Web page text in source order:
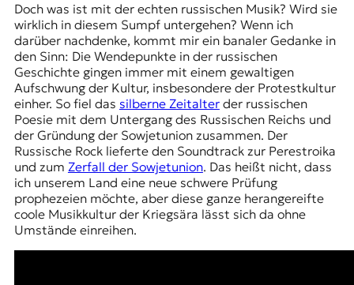
Doch was ist mit der echten russischen Musik? Wird sie
wirklich in diesem Sumpf untergehen? Wenn ich
darüber nachdenke, kommt mir ein banaler Gedanke in
den Sinn: Die Wendepunkte in der russischen
Geschichte gingen immer mit einem gewaltigen
Aufschwung der Kultur, insbesondere der Protestkultur
einher. So fiel das silberne Zeitalterder russischen
Poesie mit dem Untergang des Russischen Reichs und
der Gründung der Sowjetunion zusammen. Der
Russische Rock lieferte den Soundtrack zur Perestroika
und zum Zerfall der Sowjetunion. Das heißt nicht, dass
ich unserem Land eine neue schwere Prüfung
prophezeien möchte, aber diese ganze herangereifte
coole Musikkultur der Kriegsära lässt sich da ohne
Umstände einreihen.